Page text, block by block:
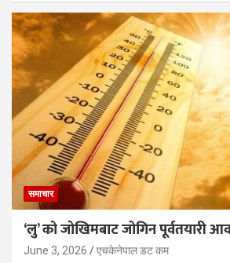
समाचार
‘लु’ को जोखिमबाट जोगिन पूर्वतयारी
June 3, 2026 एचकेनेपाल डट कम